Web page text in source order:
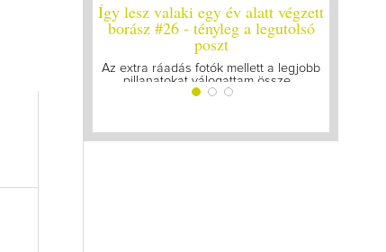
Így lesz valaki egy év alatt végzett
borász #25
Megírtuk a modulzáró vizsgákat, már
lázasan készülünk az utolsó...